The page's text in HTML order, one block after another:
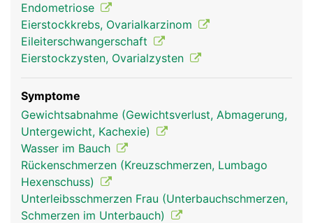
Eierstocke Frau
Endometriose
Eierstockkrebs, Ovarialkarzinom
Eileiterschwangerschaft
Eierstockzysten, Ovarialzysten
Symptome
Gewichtsabnahme (Gewichtsverlust, Abmagerung,
Untergewicht, Kachexie)
Wasser im Bauch
Rückenschmerzen (Kreuzschmerzen, Lumbago
Hexenschuss)
Unterleibsschmerzen Frau (Unterbauchschmerzen,
Schmerzen im Unterbauch)